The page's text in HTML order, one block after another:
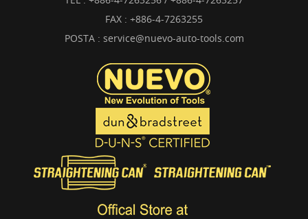
FAX : +886-4-7263255
POSTA : service@nuevo-auto-tools.com